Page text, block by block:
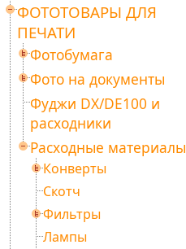
ФОТОТОВАРЫ ДЛЯ
ПЕЧАТИ
Фотобумага
Фото на документы
Фуджи DX/DE100 и
расходники
Расходные материалы
Конверты
Скотч
Фильтры
Лампы